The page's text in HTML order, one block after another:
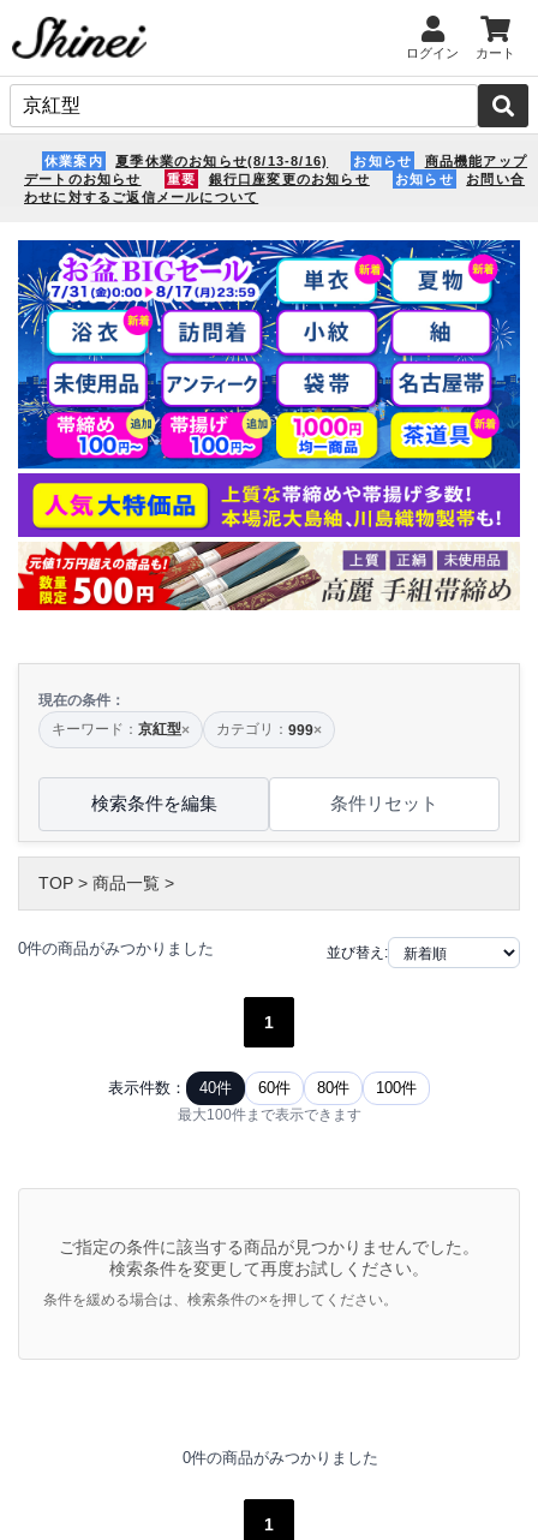
ログイン カート
休業案内 夏季休業のお知らせ(8/13-8/16) お知らせ
商品機能アップ
デートのお知らせ
重要 銀行口座変更のお知らせ お知らせ
お問い合
わせに対するご返信メールについて
現在の条件：
キーワード： 京紅型× カテゴリ： 999×
検索条件を編集 条件リセット
TOP > 商品一覧 >
0件の商品がみつかりました 並び替え:
1
表示件数： 40件 60件 80件 100件
最大100件まで表示できます
ご指定の条件に該当する商品が見つかりませんでした。
検索条件を変更して再度お試しください。
条件を緩める場合は、検索条件の×を押してください。
0件の商品がみつかりました
1